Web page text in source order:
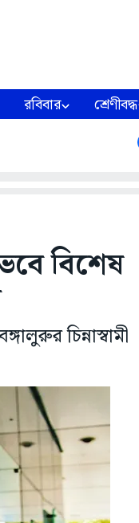
রবিবার শ্রেণীবদ্ধ
বিশেষ
চিন্নাস্বামী